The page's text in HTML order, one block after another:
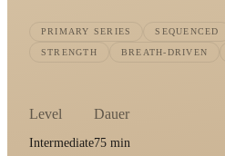
PRIMARY SERIES SEQUENCED
STRENGTH BREATH-DRIVEN
Level
Intermediate
Dauer
75 min